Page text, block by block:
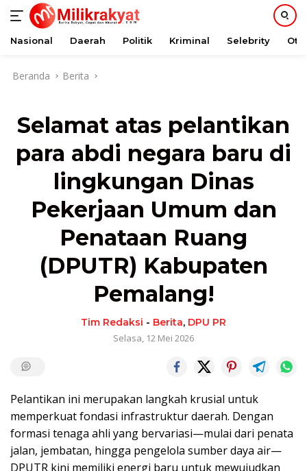
Nasional Daerah Politik Kriminal Selebrity
Beranda Berita
Selamat atas pelantikan
para abdi negara baru di
lingkungan Dinas
Pekerjaan Umum dan
Penataan Ruang
(DPUTR) Kabupaten
Pemalang!
Tim Redaksi - Berita, DPU PR
Selasa, 12 Mei 2026
Pelantikan ini merupakan langkah krusial untuk
memperkuat fondasi infrastruktur daerah. Dengan
formasi tenaga ahli yang bervariasi—mulai dari penata
jalan, jembatan, hingga pengelola sumber daya air—
DPUTR kini memiliki energi baru untuk mewujudkan